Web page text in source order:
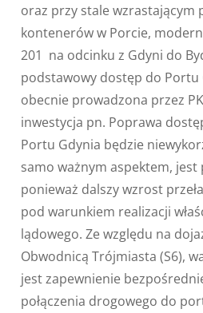
oraz przy stale wzrastającym
kontenerów w Porcie,
201 na odcinku z Gdyni do
podstawowy dostęp do Portu
obecnie prowadzona przez
inwestycja pn. Poprawa
Portu Gdynia będzie
samo ważnym aspektem, jest
ponieważ dalszy wzrost
pod warunkiem realizacji
lądowego. Ze względu na
Obwodnicą Trójmiasta (S6),
jest zapewnienie
połączenia drogowego do